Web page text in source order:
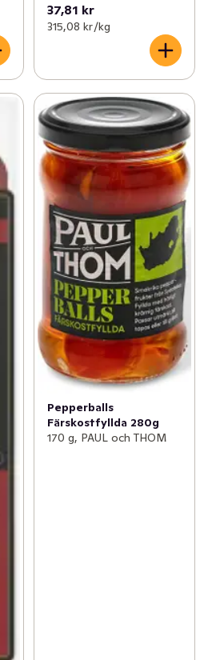
37,81 kr
315,08 kr /kg
Pepperballs
Färskostfyllda 280g
170 g, PAUL och THOM